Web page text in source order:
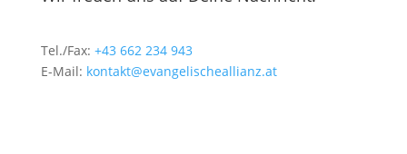
Tel./Fax: +43 662 234 943
E-Mail: kontakt@evangelischeallianz.at